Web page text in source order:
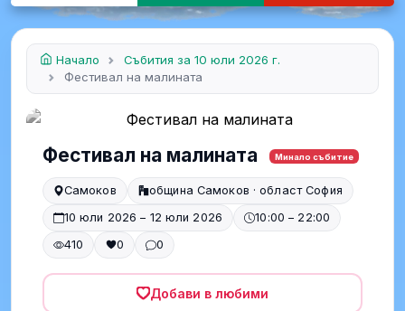
Начало
Събития за 10 юли 2026 г.
Фестивал на малината
Фестивал на малината Минало събитие
Самоков
община Самоков · област София
10 юли 2026 – 12 юли 2026
10:00 – 22:00
410
0 0
Добави в любими